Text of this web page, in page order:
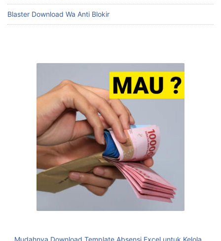
Blaster Download Wa Anti Blokir
Mudahnya Download Template Absensi Excel untuk Kelola